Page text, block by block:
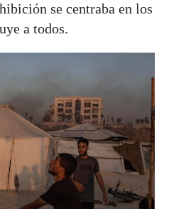
se centraba en los
a todos.